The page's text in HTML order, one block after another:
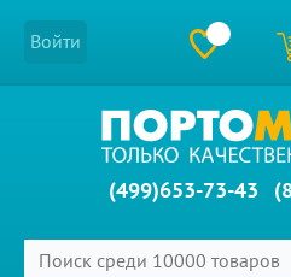
Войти
(499)653-73-43